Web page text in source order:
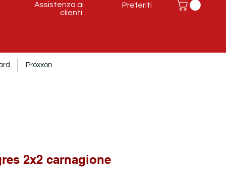
Preferiti
Assistenza ai
clienti
Proxxon
2x2 carnagione